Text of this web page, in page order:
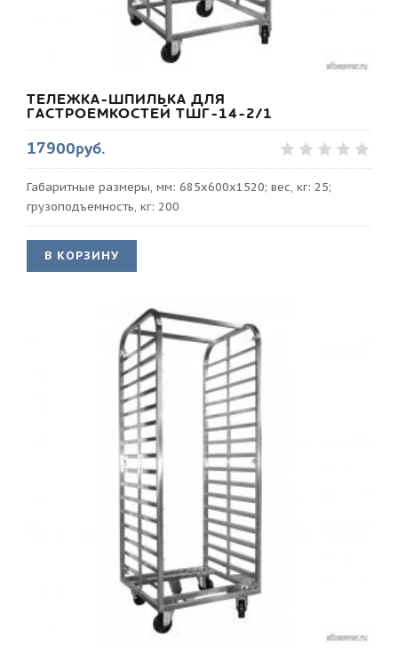
ТЕЛЕЖКА-ШПИЛЬКА ДЛЯ
ГАСТРОЕМКОСТЕЙ ТШГ-14-2/1
17900руб.
Габаритные размеры, мм: 685х600х1520; вес, кг: 25;
грузоподъемность, кг: 200
В КОРЗИНУ